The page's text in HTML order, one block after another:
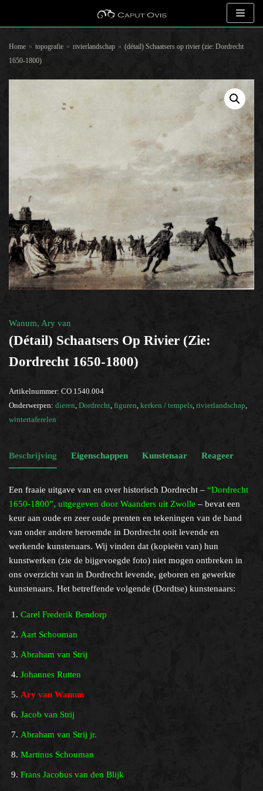
naar
de
Home » topografie » rivierlandschap » (détail) Schaatsers op rivier (zie: Dordrecht
1650-1800)
Wanum, Ary van
(détail) Schaatsers Op Rivier (zie:
Dordrecht 1650-1800)
Artikelnummer: CO 1540.004
Onderwerpen: dieren Dordrecht figuren kerken / tempels rivierlandschap
wintertaferelen
Beschrijving Eigenschappen Kunstenaar Reageer
Een fraaie uitgave van en over historisch Dordrecht – “Dordrecht
1650-1800”, uitgegeven door Waanders uit Zwolle – bevat een
keur aan oude en zeer oude prenten en tekeningen van de hand
van onder andere beroemde in Dordrecht ooit levende en
werkende kunstenaars. Wij vinden dat (kopieën van) hun
kunstwerken (zie de bijgevoegde foto) niet mogen ontbreken in
ons overzicht van in Dordrecht levende, geboren en gewerkte
kunstenaars. Het betreffende volgende (Dordtse) kunstenaars:
Carel Frederik Bendorp
Aart Schouman
Abraham van Strij
Johannes Rutten
Ary van Wanum
Jacob van Strij
Abraham van Strij jr.
Martinus Schouman
Frans Jacobus van den Blijk
Zoeken naar objecten
Selecteer op kunstenaar
Selecteer op onderwerp
×
rivierlandschap